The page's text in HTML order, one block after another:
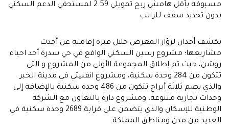
مسبوقة بأقل هامش ربح تمويلي 2.59 لمستحقي الدعم السكني
بدون تحديد سقف للراتب
تكشف أجدان لزوّار المعرض خلال فترة إقامته عن أحدث
مشاريعها؛ مشروع رسين السكني الواقع في حي سدرة أحد احياء
روشن، حيث تم إطلاق المجموعة الأولى من المشروع و التي
تتكون من 284 وحدة سكنية، ومشروع انفنيتي في مدينة الخبر
والذي يضم ثلاثة أبراج تتكون من 486 وحدة سكنية بالإضافة إلى
وحدات تجارية متنوعة، ومشروع دارة بالتعاون مع الشركة
الوطنية للإسكان والذي يتضمن على قرابة 2689 وحدة سكنية في
العديد من مدن ومناطق المملكة.